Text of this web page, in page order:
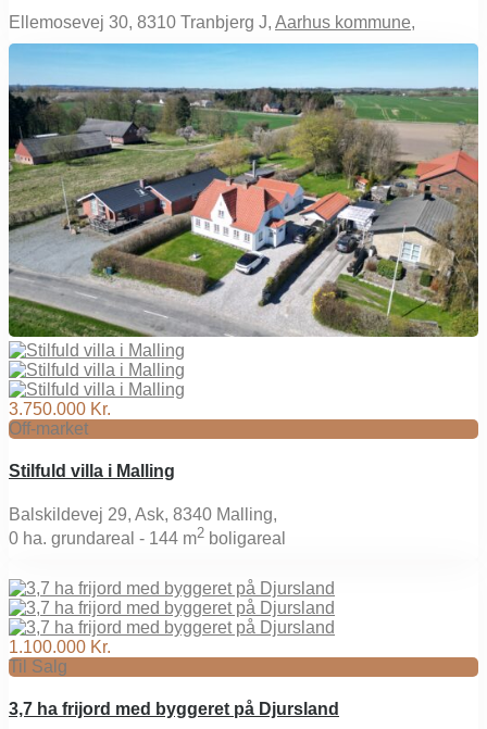
Ellemosevej 30, 8310 Tranbjerg J, Aarhus kommune,
3.750.000 Kr.
Off-market
Stilfuld villa i Malling
Balskildevej 29, Ask, 8340 Malling,
0 ha. grundareal - 144 m2 boligareal
1.100.000 Kr.
Til Salg
3,7 ha frijord med byggeret på Djursland